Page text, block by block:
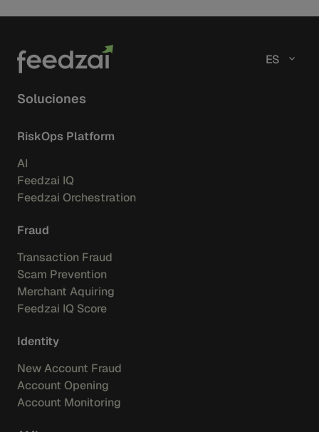
ES
Soluciones
RiskOps Platform
AI
Feedzai IQ
Feedzai Orchestration
Fraud
Transaction Fraud
Scam Prevention
Merchant Aquiring
Feedzai IQ Score
Identity
New Account Fraud
Account Opening
Account Monitoring